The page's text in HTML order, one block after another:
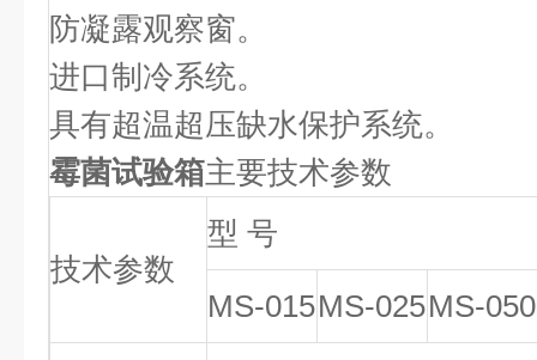
防凝露观察窗。
进口制冷系统。
具有超温超压缺水保护系统。
霉菌试验箱主要技术参数
技术参数
型 号
MS-015MS-025MS-050